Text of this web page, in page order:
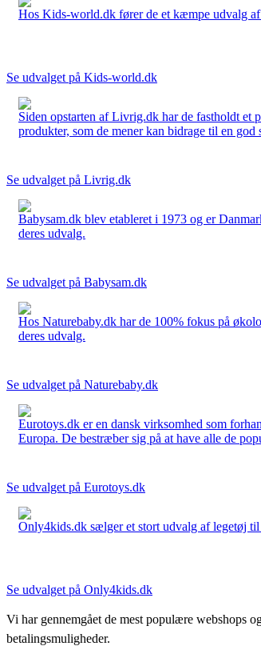
Hos Kids-world.dk fører de et kæmpe udvalg af
Se udvalget på Kids-world.dk
Siden opstarten af Livrig.dk har de fastholdt et
produkter, som de mener kan bidrage til en
Se udvalget på Livrig.dk
Babysam.dk blev etableret i 1973 og er
deres udvalg.
Se udvalget på Babysam.dk
Hos Naturebaby.dk har de 100% fokus på
deres udvalg.
Se udvalget på Naturebaby.dk
Eurotoys.dk er en dansk virksomhed som
Europa. De bestræber sig på at have alle de
Se udvalget på Eurotoys.dk
Only4kids.dk sælger et stort udvalg af legetøj
Se udvalget på Only4kids.dk
Vi har gennemgået de mest populære webshops
betalingsmuligheder.